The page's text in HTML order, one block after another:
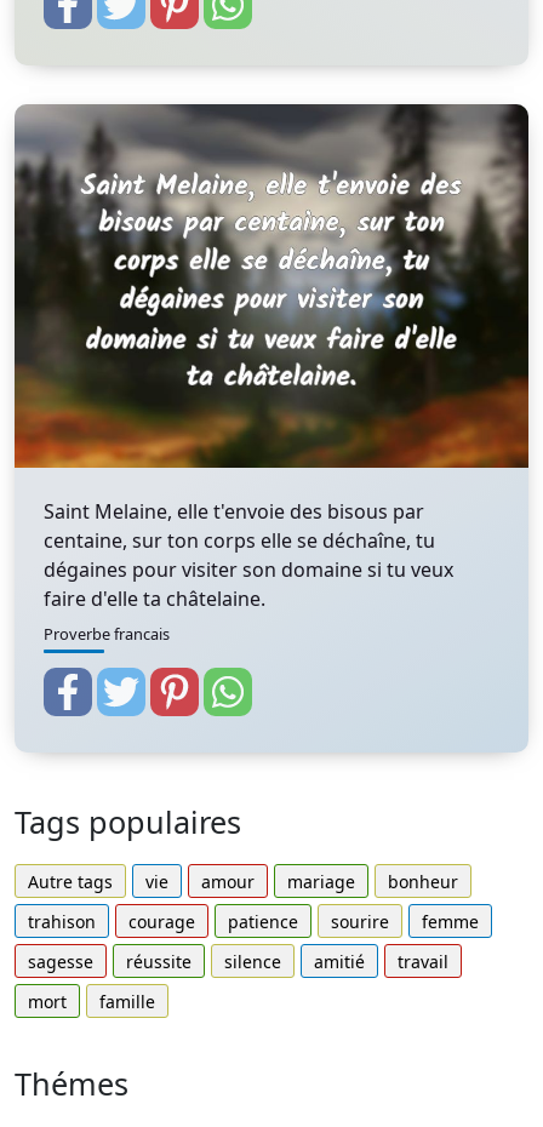
Saint Melaine, elle t'envoie des bisous par
centaine, sur ton corps elle se déchaîne, tu
dégaines pour visiter son domaine si tu veux
faire d'elle ta châtelaine.
Proverbe francais
Tags populaires
Autre tags vie amour mariage
bonheur
trahison
courage patience sourire
femme
sagesse
réussite silence amitié
travail
mort
famille
Thémes